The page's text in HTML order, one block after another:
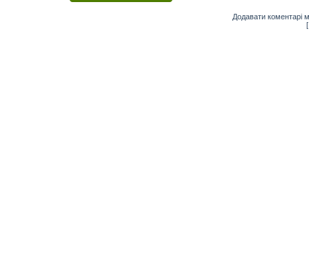
Додавати коментарі